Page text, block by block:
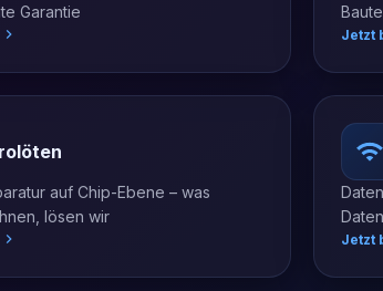
Garantie
Jetzt
auf Chip-Ebene – was
lösen wir
Jetzt